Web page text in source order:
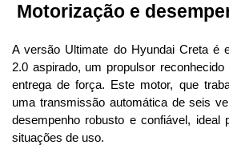
Motorização e
A versão Ultimate do Hyundai Creta é
2.0 aspirado, um propulsor
entrega de força. Este motor, que
uma transmissão automática de seis
desempenho robusto e confiável, ideal
situações de uso.